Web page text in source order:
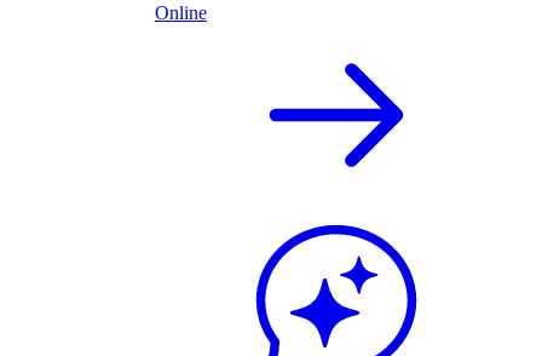
Online